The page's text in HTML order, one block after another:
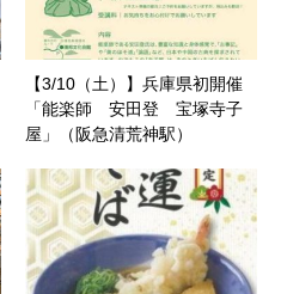
【3/10（土）】兵庫県初開催
「能楽師 安田登 宝塚寺子
屋」（阪急清荒神駅）